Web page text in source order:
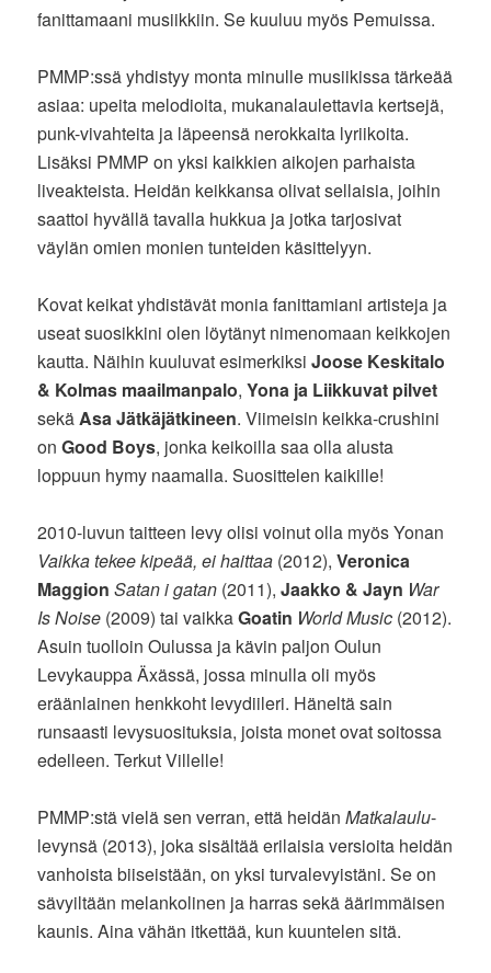
fanittamaani musiikkiin. Se kuuluu myös Pemuissa.
PMMP:ssä yhdistyy monta minulle musiikissa tärkeää
asiaa: upeita melodioita, mukanalaulettavia kertsejä,
punk-vivahteita ja läpeensä nerokkaita lyriikoita.
Lisäksi PMMP on yksi kaikkien aikojen parhaista
liveakteista. Heidän keikkansa olivat sellaisia, joihin
saattoi hyvällä tavalla hukkua ja jotka tarjosivat
väylän omien monien tunteiden käsittelyyn.
Kovat keikat yhdistävät monia fanittamiani artisteja ja
useat suosikkini olen löytänyt nimenomaan keikkojen
kautta. Näihin kuuluvat esimerkiksiJoose Keskitalo
& Kolmas maailmanpalo,Yona ja Liikkuvat pilvet
sekäAsa Jätkäjätkineen. Viimeisin keikka-crushini
onGood Boys, jonka keikoilla saa olla alusta
loppuun hymy naamalla. Suosittelen kaikille!
2010-luvun taitteen levy olisi voinut olla myös Yonan
Vaikka tekee kipeää, ei haittaa (2012),Veronica
Maggion Satan i gatan (2011),Jaakko & Jayn War
Is Noise (2009) tai vaikkaGoatin World Music (2012).
Asuin tuolloin Oulussa ja kävin paljon Oulun
Levykauppa Äxässä, jossa minulla oli myös
eräänlainen henkkoht levydiileri. Häneltä sain
runsaasti levysuosituksia, joista monet ovat soitossa
edelleen. Terkut Villelle!
PMMP:stä vielä sen verran, että heidänMatkalaulu-
levynsä (2013), joka sisältää erilaisia versioita heidän
vanhoista biiseistään, on yksi turvalevyistäni. Se on
sävyiltään melankolinen ja harras sekä äärimmäisen
kaunis. Aina vähän itkettää, kun kuuntelen sitä.